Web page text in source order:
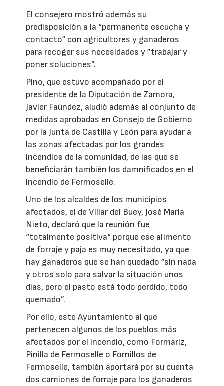
El consejero mostró además su
predisposición a la “permanente escucha y
contacto“ con agricultores y ganaderos
para recoger sus necesidades y ”trabajar y
poner soluciones”.
Pino, que estuvo acompañado por el
presidente de la Diputación de Zamora,
Javier Faúndez, aludió además al conjunto de
medidas aprobadas en Consejo de Gobierno
por la Junta de Castilla y León para ayudar a
las zonas afectadas por los grandes
incendios de la comunidad, de las que se
beneficiarán también los damnificados en el
incendio de Fermoselle.
Uno de los alcaldes de los municipios
afectados, el de Villar del Buey, José María
Nieto, declaró que la reunión fue
“totalmente positiva“ porque ese alimento
de forraje y paja es muy necesitado, ya que
hay ganaderos que se han quedado ”sin nada
y otros solo para salvar la situación unos
días, pero el pasto está todo perdido, todo
quemado”.
Por ello, este Ayuntamiento al que
pertenecen algunos de los pueblos más
afectados por el incendio, como Formariz,
Pinilla de Fermoselle o Fornillos de
Fermoselle, también aportará por su cuenta
dos camiones de forraje para los ganaderos